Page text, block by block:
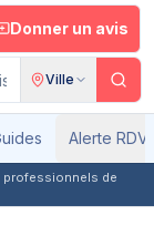
Donner un avis
Ville
Alerte RDV
professionnels de